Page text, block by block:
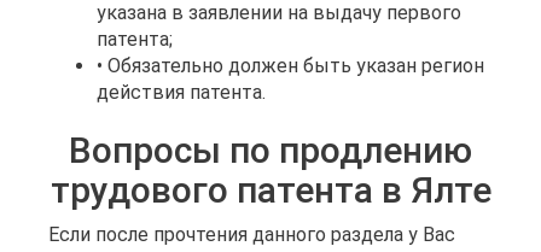
указана в заявлении на выдачу первого
патента;
• Обязательно должен быть указан регион
действия патента.
Вопросы по продлению
трудового патента в Ялте
Если после прочтения данного раздела у Вас